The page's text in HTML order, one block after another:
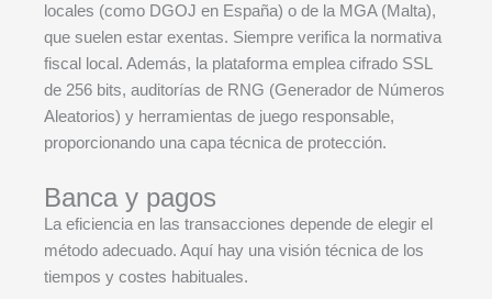
locales (como DGOJ en España) o de la MGA (Malta),
que suelen estar exentas. Siempre verifica la normativa
fiscal local. Además, la plataforma emplea cifrado SSL
de 256 bits, auditorías de RNG (Generador de Números
Aleatorios) y herramientas de juego responsable,
proporcionando una capa técnica de protección.
Banca y pagos
La eficiencia en las transacciones depende de elegir el
método adecuado. Aquí hay una visión técnica de los
tiempos y costes habituales.